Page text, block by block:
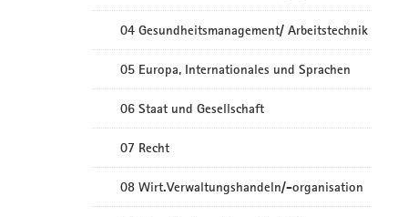
04 Gesundheitsmanagement/ Arbeitstechnik
05 Europa, Internationales und Sprachen
06 Staat und Gesellschaft
07 Recht
08 Wirt.Verwaltungshandeln/-organisation